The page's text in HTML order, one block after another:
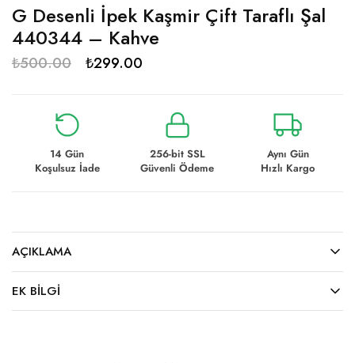
G Desenli İpek Kaşmir Çift Taraflı Şal
440344 – Kahve
₺500.00 ₺299.00
14 Gün
Koşulsuz İade
256-bit SSL
Güvenli Ödeme
Aynı Gün
Hızlı Kargo
AÇIKLAMA
EK BILGI